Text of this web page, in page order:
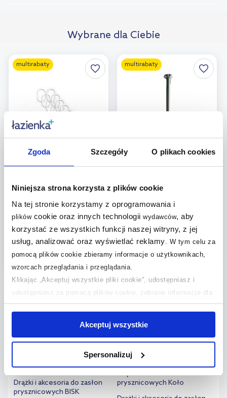
Zgoda Szczegóły O plikach cookies
Niniejsza strona korzysta z plików cookie
Na tej stronie korzystamy z oprogramowania i
plikówcookie oraz innych technologii wydawców, aby
korzystać ze wszystkich funkcji naszej witryny, z jej
usług, analizować oraz wyświetlać reklamy
W tym celu za
pomocą plików cookie zbieramy informacje o użytkownikach,
wzorcach przeglądania i przeglądania.
Klikając „Akceptuj wszystkie pliki cookie”, udostępniasz i
udostępniasz za pomocą plików cookie, zebrane informacje dla
użytkowników zewnętrznych, a także nasi partnerzy reklamowi.
jednak, że zablokowane niektóre pliki cookie mogą mieć wpływ
na sposób dostarczania treści niedostosowanych do potrzeb
Aby uzyskać więcej informacji na temat plików plików cookie,
kliknij „Ustawienia plików cookie”. Jeśli chcesz uzyskać więcej
Akceptuj wszystkie
Spersonalizuj
Wybrane dla Ciebie
multirabaty
biały 91202
7,00zł
multirabaty
prysznicowy sufitowy
56 cm biały 276668610
58 zł
Szukaj według marki
prysznicowych Aqualine
Drążki i akcesoria do zasłon
prysznicowych AWD Interior
Drążki i akcesoria do zasłon
prysznicowych BISK
prysznicowych Kleine Wolke
Drążki i akcesoria do zasłon
prysznicowych Koło